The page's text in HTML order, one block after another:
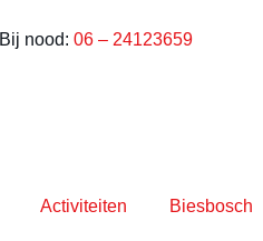
Bij nood: 06 – 24123659
Activiteiten Biesbosch